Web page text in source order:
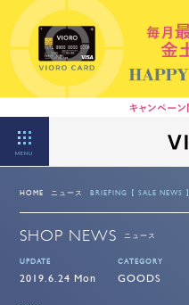
MENU
HOME ニュース BRIEFING【 SALE NEWS 】
SHOP NEWS ニュース
UPDATE
2019.6.24 Mon
CATEGORY
GOODS